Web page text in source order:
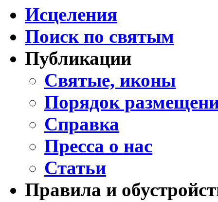
Исцеления
Поиск по святым
Публикации
Святые, иконы
Порядок
Справка
Пресса о нас
Статьи
Правила и